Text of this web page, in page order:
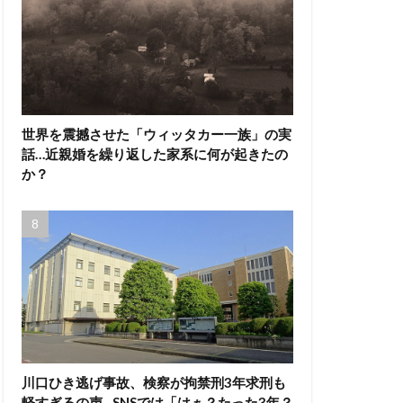
世界を震撼させた「ウィッタカー一族」の実
話…近親婚を繰り返した家系に何が起きたの
か？
川口ひき逃げ事故、検察が拘禁刑3年求刑も